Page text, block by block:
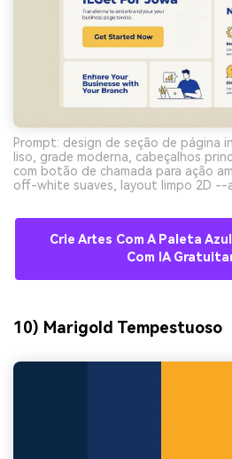
Prompt: design de seção de página
liso, grade moderna, cabeçalhos
com botão de chamada para ação
off-white suaves, layout limpo 2D --
Crie Artes Com A Paleta
Com IA
10) Marigold Tempestuoso